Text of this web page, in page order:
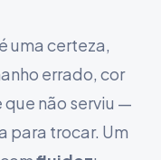
uma certeza,
errado, cor
não serviu —
para trocar. Um